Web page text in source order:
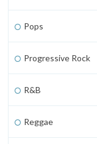
Pops
Progressive Rock
R&B
Reggae